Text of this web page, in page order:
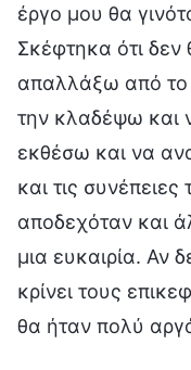
έργο μου θα
Σκέφτηκα ότι
απαλλάξω από
την κλαδέψω και
εκθέσω και να
και τις
αποδεχόταν και
μια ευκαιρία. Αν
κρίνει τους
θα ήταν πολύ